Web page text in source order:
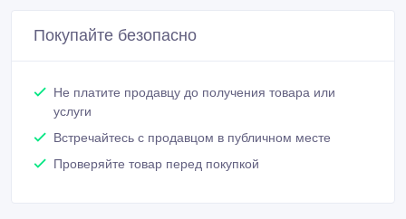
Покупайте безопасно
Не платите продавцу до получения товара или
услуги
Встречайтесь с продавцом в публичном месте
Проверяйте товар перед покупкой